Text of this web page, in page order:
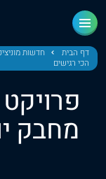
דף הבית חדשות
הכי רגישים
מחבק